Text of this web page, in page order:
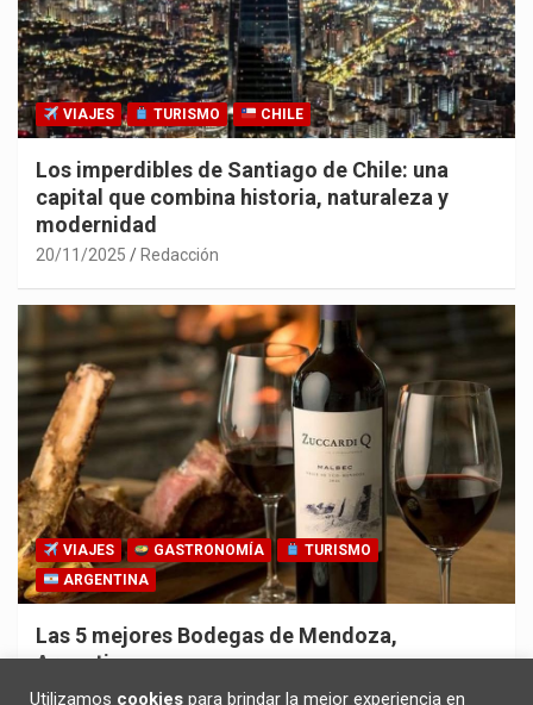
VIAJES TURISMO CHILE
Los imperdibles de Santiago de Chile: una
capital que combina historia, naturaleza y
modernidad
20/11/2025 Redacción
VIAJES GASTRONOMÍA
TURISMO
ARGENTINA
Las 5 mejores Bodegas de Mendoza,
Argentina
30/10/2025 Redacción
Utilizamos cookies para brindar la mejor experiencia en